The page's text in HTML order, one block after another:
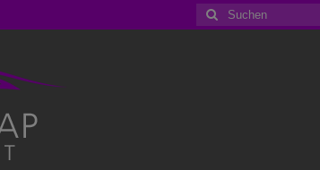
Suchen
nach: